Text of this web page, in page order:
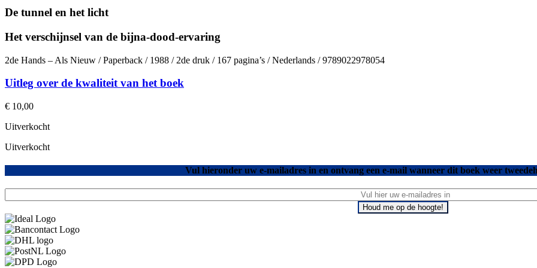
De tunnel en het licht
Het verschijnsel van de bijna-dood-ervaring
2de Hands – Als Nieuw / Paperback / 1988 / 2de druk / 167 pagina’s / Nederlands / 9789022978054
Uitleg over de kwaliteit van het boek
€ 10,00
Uitverkocht
Uitverkocht
Vul hieronder uw e-mailadres in en ontvang een e-mail wanneer dit boek weer
Houd me op de hoogte!